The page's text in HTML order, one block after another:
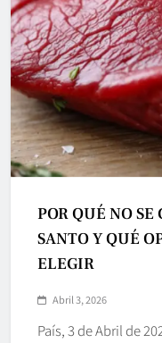
POR QUÉ NO
SANTO Y QUÉ
ELEGIR
Abril 3, 2026
País, 3 de Abril de